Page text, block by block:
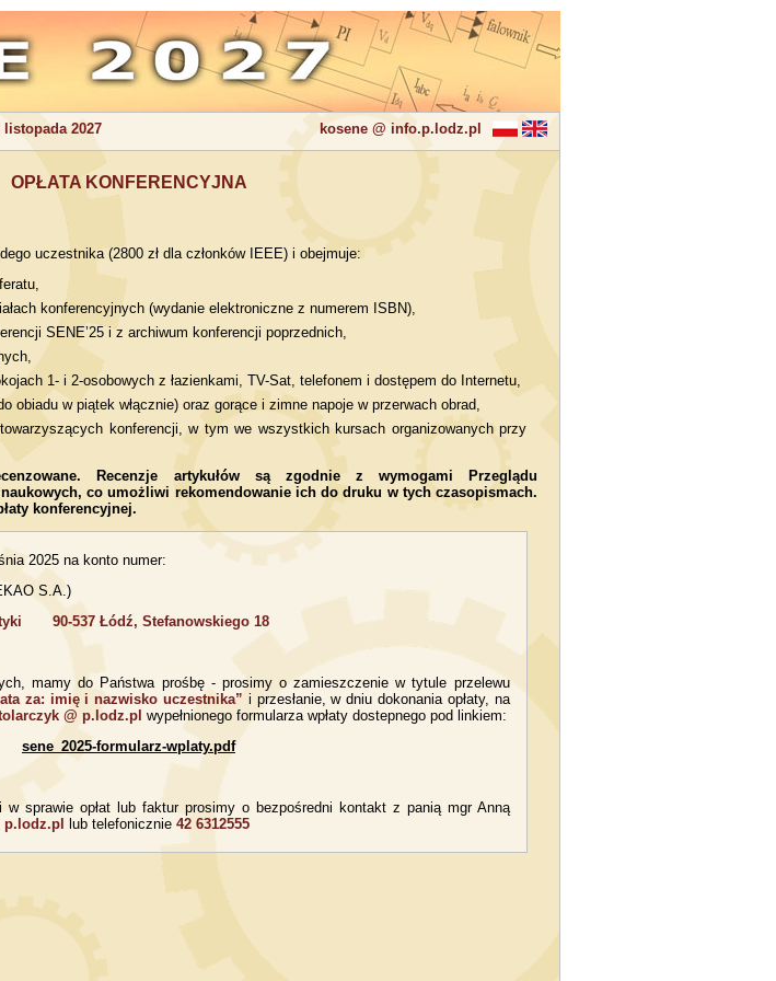
listopada 2027 kosene @ info.p.lodz.pl
OPŁATA KONFERENCYJNA
uczestnika (2800 zł dla członków IEEE) i obejmuje:
konferencyjnych (wydanie elektroniczne z numerem ISBN),
SENE’25 i z archiwum konferencji poprzednich,
1- i 2-osobowych z łazienkami, TV-Sat, telefonem i dostępem do Internetu,
obiadu w piątek włącznie) oraz gorące i zimne napoje w przerwach obrad,
konferencji, w tym we wszystkich kursach organizowanych przy
Recenzje artykułów są zgodnie z wymogami Przeglądu
co umożliwi rekomendowanie ich do druku w tych czasopismach.
konferencyjnej.
2025 na konto numer:
S.A.)
90-537 Łódź, Stefanowskiego 18
mamy do Państwa prośbę - prosimy o zamieszczenie w tytule przelewu
za: imię i nazwisko uczestnika” i przesłanie, w dniu dokonania opłaty, na
@ p.lodz.pl wypełnionego formularza wpłaty dostepnego pod linkiem:
sene_2025-formularz-wplaty.pdf
w sprawie opłat lub faktur prosimy o bezpośredni kontakt z panią mgr Anną
p.lodz.pl lub telefonicznie 42 6312555